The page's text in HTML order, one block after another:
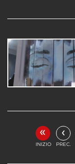
«
INIZIO
‹
PREC.